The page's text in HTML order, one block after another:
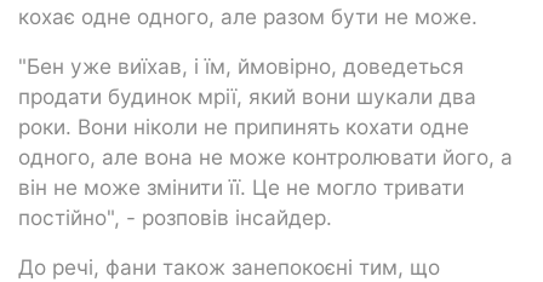
кохає одне одного, але разом бути не може.
"Бен уже виїхав, і їм, ймовірно, доведеться
продати будинок мрії, який вони шукали два
роки. Вони ніколи не припинять кохати одне
одного, але вона не може контролювати його, а
він не може змінити її. Це не могло тривати
постійно", - розповів інсайдер.
До речі, фани також занепокоєні тим, що